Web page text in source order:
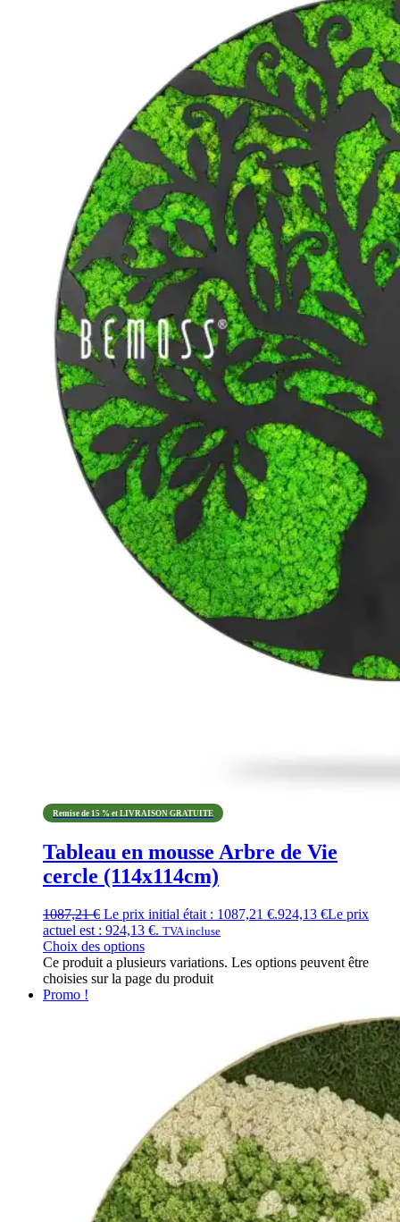
Remise de 15 % et LIVRAISON GRATUITE
Tableau en mousse Arbre de Vie
cercle (114x114cm)
1087,21€ Le prix initial était : 1087,21 €.924,13 €Le prix
actuel est : 924,13 €. TVA incluse
Choix des options
Ce produit a plusieurs variations. Les options peuvent être
choisies sur la page du produit
Promo !